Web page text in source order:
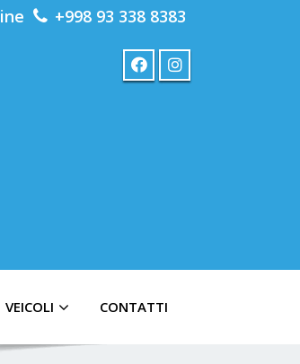
+998 93 338 8383
VEICOLI CONTATTI